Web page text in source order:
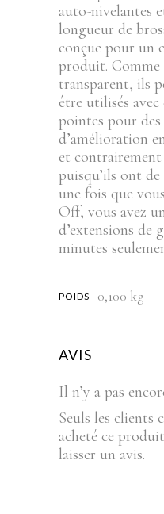
auto-nivelantes
longueur de
conçue pour un
produit.
transparent, ils
être utilisés avec
pointes pour des
d’amélioration
et
puisqu’ils ont
une fois que
Off, vous avez
d’extensions de
minutes
POIDS 0,100 kg
AVIS
Il n’y a pas
Seuls les clients
acheté ce
laisser un avis.